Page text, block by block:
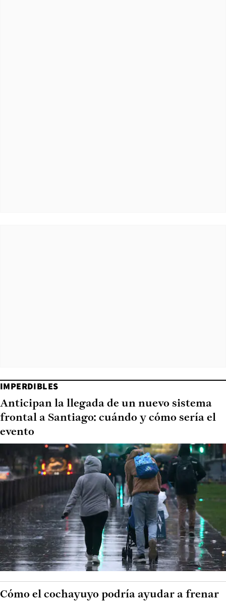
IMPERDIBLES
Anticipan la llegada de un nuevo sistema
frontal a Santiago: cuándo y cómo sería el
evento
Cómo el cochayuyo podría ayudar a frenar